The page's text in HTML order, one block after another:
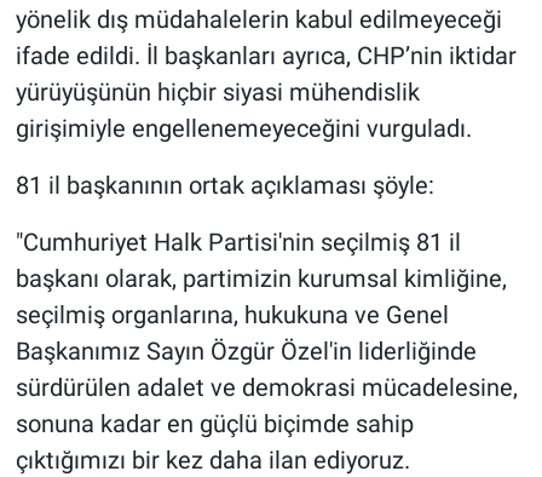
yönelik dış müdahalelerin kabul edilmeyeceği
ifade edildi. İl başkanları ayrıca, CHP’nin iktidar
yürüyüşünün hiçbir siyasi mühendislik
girişimiyle engellenemeyeceğini vurguladı.
81 il başkanının ortak açıklaması şöyle:
"Cumhuriyet Halk Partisi'nin seçilmiş 81 il
başkanı olarak, partimizin kurumsal kimliğine,
seçilmiş organlarına, hukukuna ve Genel
Başkanımız Sayın Özgür Özel'in liderliğinde
sürdürülen adalet ve demokrasi mücadelesine,
sonuna kadar en güçlü biçimde sahip
çıktığımızı bir kez daha ilan ediyoruz.